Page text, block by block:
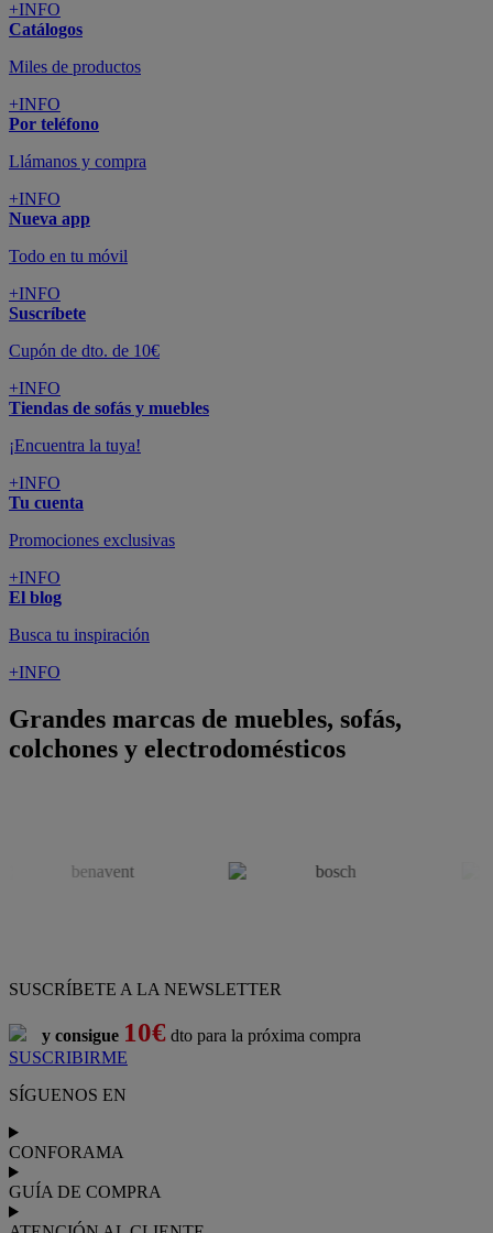
+INFO
Catálogos
Miles de productos
+INFO
Por teléfono
Llámanos y compra
+INFO
Nueva app
Todo en tu móvil
+INFO
Suscríbete
Cupón de dto. de 10€
+INFO
Tiendas de sofás y muebles
¡Encuentra la tuya!
+INFO
Tu cuenta
Promociones exclusivas
+INFO
El blog
Busca tu inspiración
+INFO
Grandes marcas de muebles, sofás,
colchones y electrodomésticos
SUSCRÍBETE A LA NEWSLETTER
y consigue 10€ dto para la próxima compra
SUSCRIBIRME
SÍGUENOS EN
CONFORAMA
GUÍA DE COMPRA